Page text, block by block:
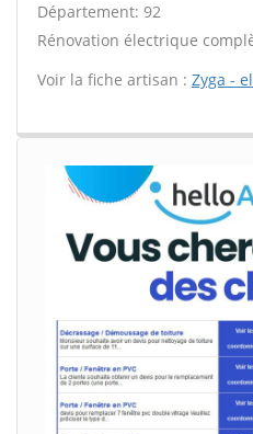
Département: 92
Rénovation électrique
Voir la fiche artisan : Zyga -